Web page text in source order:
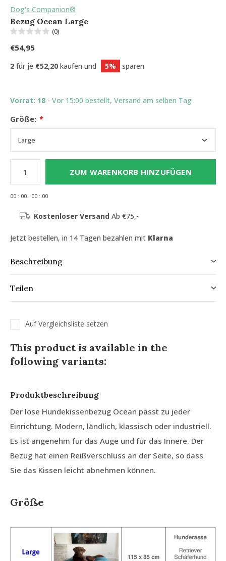
Dog's Companion®
Bezug Ocean Large
(0)
€54,95
2 für je €52,20 kaufen und 5% sparen
Vorrat: 18 - Vor 15:00 bestellt, Versand am selben Tag
Größe: *
ZUM WARENKORB HINZUFÜGEN
00 : 00 : 00 : 00
Kostenloser Versand Ab €75,-
Jetzt bestellen, in 14 Tagen bezahlen mit Klarna
Beschreibung
Teilen
Auf Vergleichsliste setzen
This product is available in the
following variants:
Produktbeschreibung
Der lose Hundekissenbezug Ocean passt zu jeder
Einrichtung. Modern, ländlich, klassisch oder industriell.
Es ist angenehm für das Auge und für das Innere. Der
Bezug hat einen Reißverschluss an der Seite, so dass
Sie das Kissen leicht abnehmen können.
Größe